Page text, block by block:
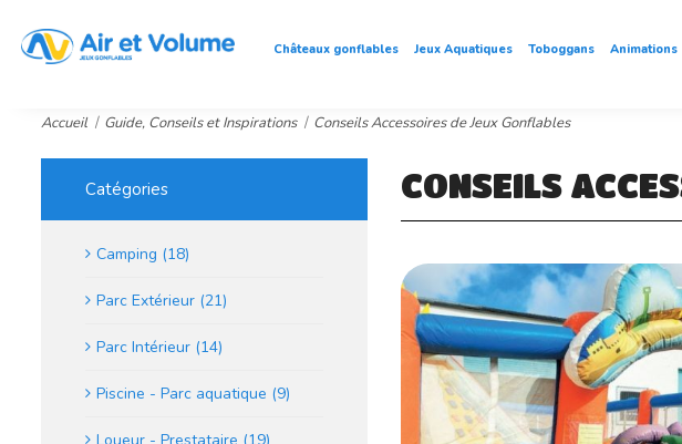
Châteaux gonflables Jeux Aquatiques Toboggans Animations
Accueil Guide, Conseils et Inspirations Conseils Accessoires de Jeux Gonflables
Catégories
Camping (18)
Parc Extérieur (21)
Parc Intérieur (14)
Piscine - Parc aquatique (9)
CONSEILS